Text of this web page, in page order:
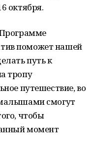
октября.
поможет нашей
путь к
тропу
путешествие, во
смогут
чтобы
момент